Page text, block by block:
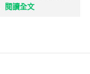
閱讀全文